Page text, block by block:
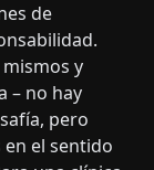
de
y
– no hay
pero
el sentido